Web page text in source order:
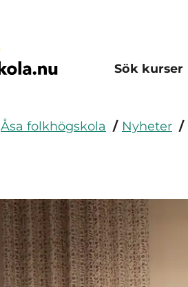
Sök kurser
Åsa folkhögskola Nyheter